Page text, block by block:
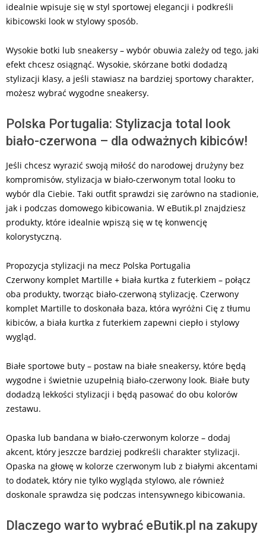
idealnie wpisuje się w styl sportowej elegancji i podkreśli
kibicowski look w stylowy sposób.
Wysokie botki lub sneakersy – wybór obuwia zależy od tego, jaki
efekt chcesz osiągnąć. Wysokie, skórzane botki dodadzą
stylizacji klasy, a jeśli stawiasz na bardziej sportowy charakter,
możesz wybrać wygodne sneakersy.
Polska Portugalia: Stylizacja total look
biało-czerwona – dla odważnych kibiców!
Jeśli chcesz wyrazić swoją miłość do narodowej drużyny bez
kompromisów, stylizacja w biało-czerwonym total looku to
wybór dla Ciebie. Taki outfit sprawdzi się zarówno na stadionie,
jak i podczas domowego kibicowania. W eButik.pl znajdziesz
produkty, które idealnie wpiszą się w tę konwencję
kolorystyczną.
Propozycja stylizacji na mecz Polska Portugalia
Czerwony komplet Martille + biała kurtka z futerkiem – połącz
oba produkty, tworząc biało-czerwoną stylizację. Czerwony
komplet Martille to doskonała baza, która wyróżni Cię z tłumu
kibiców, a biała kurtka z futerkiem zapewni ciepło i stylowy
wygląd.
Białe sportowe buty – postaw na białe sneakersy, które będą
wygodne i świetnie uzupełnią biało-czerwony look. Białe buty
dodadzą lekkości stylizacji i będą pasować do obu kolorów
zestawu.
Opaska lub bandana w biało-czerwonym kolorze – dodaj
akcent, który jeszcze bardziej podkreśli charakter stylizacji.
Opaska na głowę w kolorze czerwonym lub z białymi akcentami
to dodatek, który nie tylko wygląda stylowo, ale również
doskonale sprawdza się podczas intensywnego kibicowania.
Dlaczego warto wybrać eButik.pl na zakupy